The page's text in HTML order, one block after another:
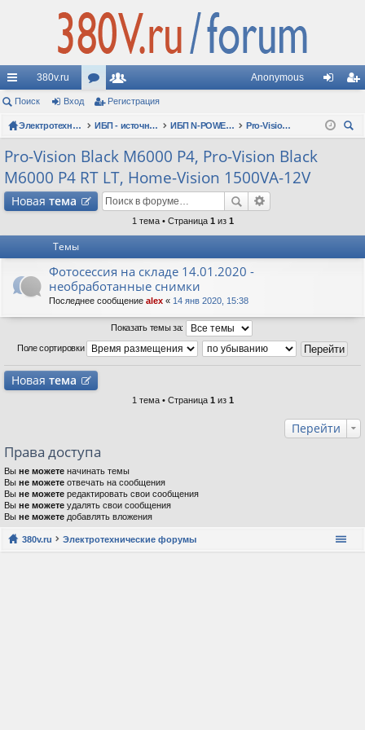
с
ы
лк
и
380v.ru
ор
ум
ы
ол
ьз
ов
ат
ел
Anonymous
д ис
Поиск Вход Регистрация
Электротехнические форумы ИБП - источники бесперебойного питания ИБП N-POWER: новые модели (презентации, фотосессии, обзоры)
Pro-Vision Black M6000 P4, Pro-Vision Black M6000 P4 RT LT, Home-Vision 1500VA-12V
Pro-Vision Black M6000 P4, Pro-Vision Black
M6000 P4 RT LT, Home-Vision 1500VA-12V
Новая тема
1 тема • Страница 1 из 1
Темы
Фотосессия на складе 14.01.2020 -
необработанные снимки
Последнее сообщение alex « 14 янв 2020, 15:38
Показать темы за:
Поле сортировки
Новая тема
1 тема • Страница 1 из 1
Перейти
Права доступа
Вы не можете начинать темы
Вы не можете отвечать на сообщения
Вы не можете редактировать свои сообщения
Вы не можете удалять свои сообщения
Вы не можете добавлять вложения
380v.ru Электротехнические форумы